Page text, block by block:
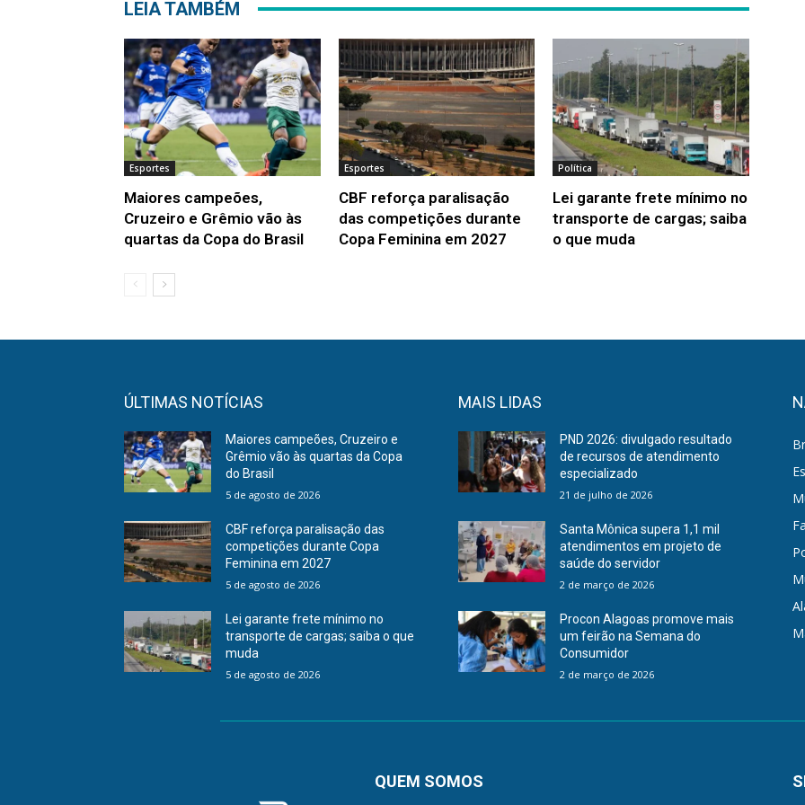
LEIA TAMBÉM
Esportes
Maiores campeões,
Cruzeiro e Grêmio vão às
quartas da Copa do Brasil
Esportes
CBF reforça paralisação
das competições durante
Copa Feminina em 2027
Política
Lei garante frete mínimo no
transporte de cargas; saiba
o que muda
ÚLTIMAS NOTÍCIAS
Maiores campeões, Cruzeiro e
Grêmio vão às quartas da Copa
do Brasil
5 de agosto de 2026
CBF reforça paralisação das
competições durante Copa
Feminina em 2027
5 de agosto de 2026
Lei garante frete mínimo no
transporte de cargas; saiba o que
muda
5 de agosto de 2026
MAIS LIDAS
PND 2026: divulgado resultado
de recursos de atendimento
especializado
21 de julho de 2026
Santa Mônica supera 1,1 mil
atendimentos em projeto de
saúde do servidor
2 de março de 2026
Procon Alagoas promove mais
um feirão na Semana do
Consumidor
2 de março de 2026
QUEM SOMOS